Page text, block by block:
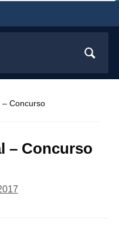
– Concurso
– Concurso